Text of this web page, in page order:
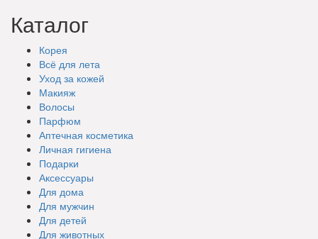
Каталог
Корея
Всё для лета
Уход за кожей
Макияж
Волосы
Парфюм
Аптечная косметика
Личная гигиена
Подарки
Аксессуары
Для дома
Для мужчин
Для детей
Для животных